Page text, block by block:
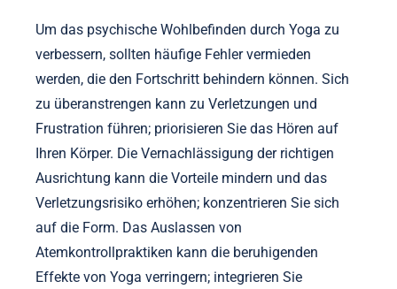
psychischen Wohlbefinden am effektivsten
zugutekommt.
Welche häufigen Fehler sollten bei der Yoga-
Praxis zur Förderung des Wohlbefindens
vermieden werden?
Um das psychische Wohlbefinden durch Yoga zu
verbessern, sollten häufige Fehler vermieden
werden, die den Fortschritt behindern können. Sich
zu überanstrengen kann zu Verletzungen und
Frustration führen; priorisieren Sie das Hören auf